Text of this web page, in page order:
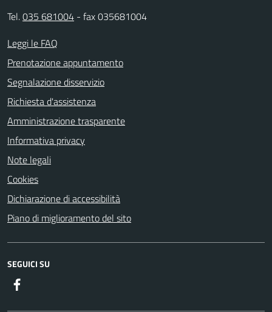
Tel.035 681004 - fax 035681004
Leggi le FAQ
Prenotazione appuntamento
Segnalazione disservizio
Richiesta d'assistenza
Amministrazione trasparente
Informativa privacy
Note legali
Cookies
Dichiarazione di accessibilità
Piano di miglioramento del sito
SEGUICI SU